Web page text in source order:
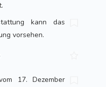
kann das
vor­sehen.
17. Dezember